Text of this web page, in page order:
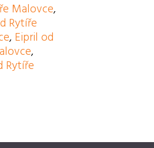
Malovce,
Rytíře
, Eipril od
,
Rytíře